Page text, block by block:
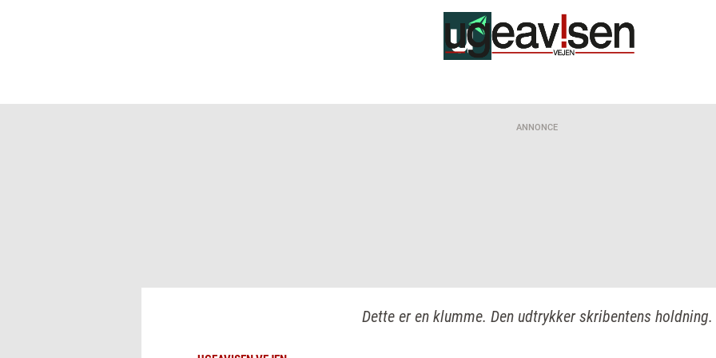
ANNONCE
Dette er en klumme. Den udtrykker skribentens holdning.